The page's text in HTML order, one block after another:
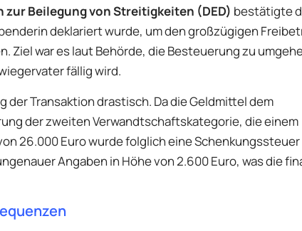
zur Beilegung von Streitigkeiten (DED) bestätigte
deklariert wurde, um den großzügigen
war es laut Behörde, die Besteuerung zu
fällig wird.
Transaktion drastisch. Da die Geldmittel dem
der zweiten Verwandtschaftskategorie, die einem
26.000 Euro wurde folglich eine Schenkungssteuer
Angaben in Höhe von 2.600 Euro, was die